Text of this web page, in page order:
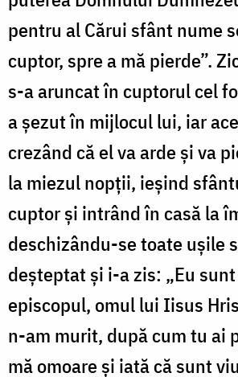
pentru al Cărui sfânt nume
cuptor, spre a mă pierde”.
s-a aruncat în cuptorul cel
a șezut în mijlocul lui, iar
crezând că el va arde și va
la miezul nopții, ieșind
cuptor și intrând în casă la
deschizându-se toate ușile
deșteptat și i-a zis: „Eu
episcopul, omul lui Iisus
n-am murit, după cum tu ai
mă omoare și iată că sunt